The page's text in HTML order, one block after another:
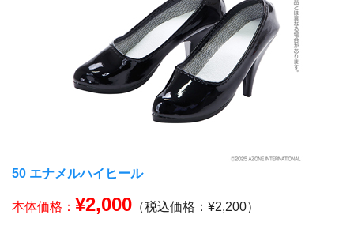
50 エナメルハイヒール
本体価格： ¥2,000 （税込価格：¥2,200）